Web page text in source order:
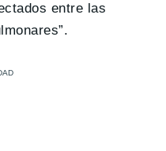
entre las